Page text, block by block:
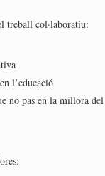
treball col·laboratiu:
l’educació
no pas en la millora